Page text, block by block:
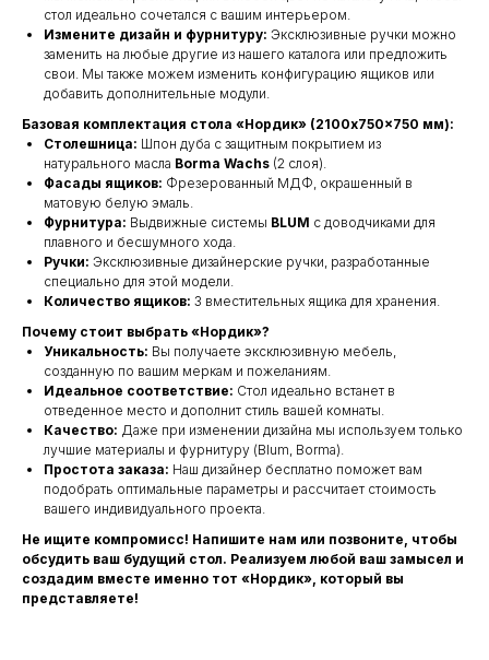
стол идеально сочетался с вашим интерьером.
Измените дизайн и фурнитуру: Эксклюзивные ручки можно
заменить на любые другие из нашего каталога или предложить
свои. Мы также можем изменить конфигурацию ящиков или
добавить дополнительные модули.
Базовая комплектация стола «Нордик» (2100x750x750 мм):
Столешница: Шпон дуба с защитным покрытием из
натурального масла Borma Wachs (2 слоя).
Фасады ящиков: Фрезерованный МДФ, окрашенный в
матовую белую эмаль.
Фурнитура: Выдвижные системы BLUM с доводчиками для
плавного и бесшумного хода.
Ручки: Эксклюзивные дизайнерские ручки, разработанные
специально для этой модели.
Количество ящиков: 3 вместительных ящика для хранения.
Почему стоит выбрать «Нордик»?
Уникальность: Вы получаете эксклюзивную мебель,
созданную по вашим меркам и пожеланиям.
Идеальное соответствие: Стол идеально встанет в
отведенное место и дополнит стиль вашей комнаты.
Качество: Даже при изменении дизайна мы используем только
лучшие материалы и фурнитуру (Blum, Borma).
Простота заказа: Наш дизайнер бесплатно поможет вам
подобрать оптимальные параметры и рассчитает стоимость
вашего индивидуального проекта.
Не ищите компромисс! Напишите нам или позвоните, чтобы
обсудить ваш будущий стол. Реализуем любой ваш замысел и
создадим вместе именно тот «Нордик», который вы
представляете!